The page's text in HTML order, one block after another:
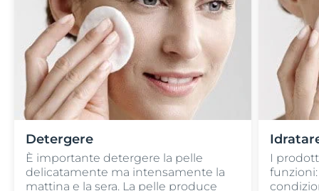
Detergere
È importante detergere la pelle
delicatamente ma intensamente la
mattina e la sera. La pelle produce
I